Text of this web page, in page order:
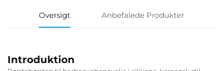
Oversigt Anbefalede Produkter
Introduktion